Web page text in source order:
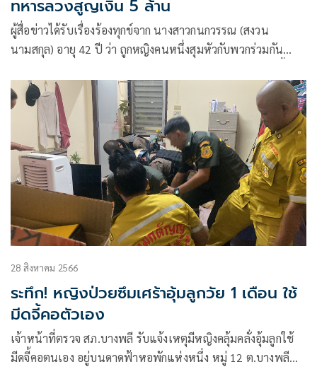
ทหารลวงสูญเงิน 5 ล้าน
ผู้สื่อข่าวได้รับเรื่องร้องทุกข์จาก นางสาวกนกวรรณ (สงวน
นามสกุล) อายุ 42 ปี ว่า ถูกหญิงคนหนึ่งสุมหัวกับพวกร่วมกัน
ก้อนโต
28 สิงหาคม 2566
ระทึก! หญิงป่วยซึมเศร้าอุ้มลูกวัย 1 เดือน ใช้
มีดจี้คอตัวเอง
เจ้าหน้าที่ตรวจ สภ.บางพลี รับแจ้งเหตุมีหญิงคลุ้มคลั่งอุ้มลูกใช้
มีดจี้คอตนเอง อยู่บนดาดฟ้าหอพักแห่งหนึ่ง หมู่ 12 ต.บางพลี